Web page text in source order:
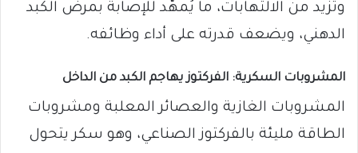
وتزيد من الالتهابات، ما يُمهّد للإصابة بمرض الكبد
الدهني، ويضعف قدرته على أداء وظائفه.
المشروبات السكرية: الفركتوز يهاجم الكبد من الداخل
المشروبات الغازية والعصائر المعلبة ومشروبات
الطاقة مليئة بالفركتوز الصناعي، وهو سكر يتحول